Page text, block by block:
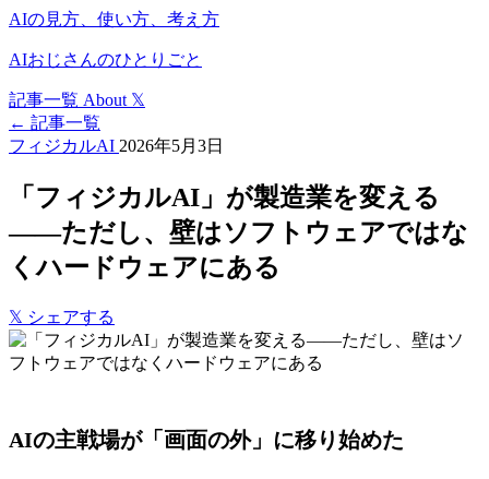
AIの見方、使い方、考え方
AIおじさんのひとりごと
記事一覧 About 𝕏
← 記事一覧
フィジカルAI 2026年5月3日
「フィジカルAI」が製造業を変える
——ただし、壁はソフトウェアではな
くハードウェアにある
𝕏 シェアする
AIの主戦場が「画面の外」に移り始めた